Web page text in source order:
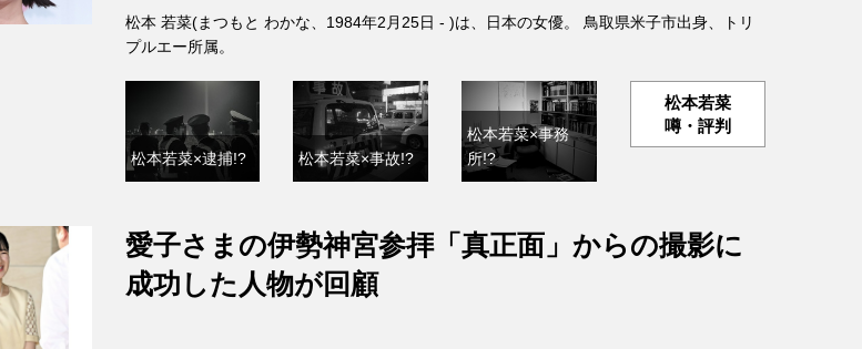
松本 若菜(まつもと わかな、1984年2月25日 - )は、日本の女優。 鳥取県米子市出身、トリ
プルエー所属。
松本若菜×逮捕!? 松本若菜×事故!?
松本若菜×事務
所!?
松本若菜
噂・評判
愛子さまの伊勢神宮参拝「真正面」からの撮影に
成功した人物が回顧